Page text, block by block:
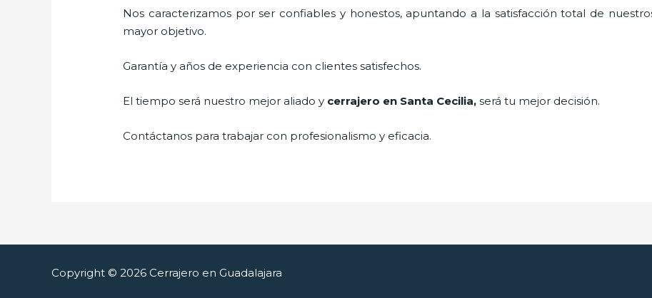
Nos caracterizamos por ser confiables y honestos, apuntando a la satisfacción total de
mayor objetivo.
Garantía y años de experiencia con clientes satisfechos.
El tiempo será nuestro mejor aliado y cerrajero en Santa Cecilia,será tu mejor decisión.
Contáctanos para trabajar con profesionalismo y eficacia.
Copyright © 2026 Cerrajero en Guadalajara